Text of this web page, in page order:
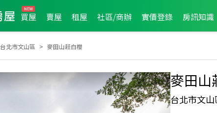
買屋 賣屋 租屋 社區/商辦 實價登錄 房訊知識
台北市文山區 麥田山莊白櫻
麥田山
台北市文